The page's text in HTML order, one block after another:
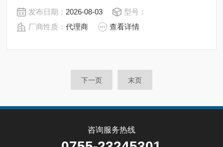
发布日期： 2026-08-03
型号：
厂商性质：代理商 查看详情
下一页 末页
咨询服务热线